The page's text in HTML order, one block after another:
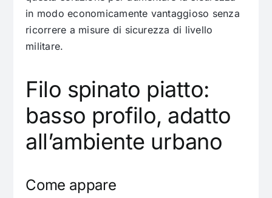
in modo economicamente vantaggioso senza
ricorrere a misure di sicurezza di livello
militare.
Filo spinato piatto:
basso profilo, adatto
all’ambiente urbano
Come appare